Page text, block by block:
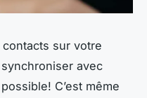
sur votre
avec
C’est même